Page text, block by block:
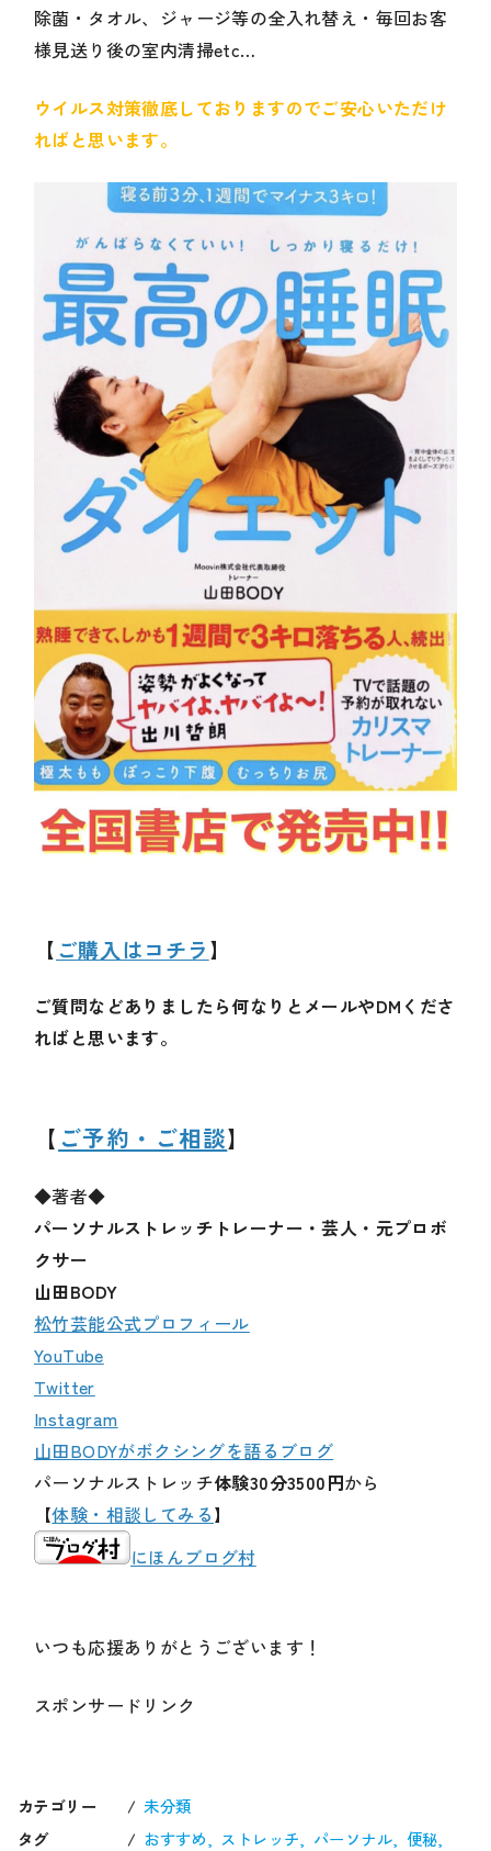
除菌・タオル、ジャージ等の全入れ替え・毎回お客
様見送り後の室内清掃etc…
ウイルス対策徹底しておりますのでご安心いただけ
ればと思います。
【ご購入はコチラ】
ご質問などありましたら何なりとメールやDMくださ
ればと思います。
【 ご予約・ご相談】
◆著者◆
パーソナルストレッチトレーナー・芸人・元プロボ
クサー
山田BODY
松竹芸能公式プロフィール
YouTube
Twitter
Instagram
山田BODYがボクシングを語るブログ
パーソナルストレッチ体験30分3500円から
【体験・相談してみる】
にほんブログ村
いつも応援ありがとうございます！
スポンサードリンク
カテゴリー
未分類
タグ
おすすめ ストレッチ パーソナル
便秘